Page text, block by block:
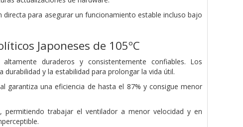
para asegurar un funcionamiento estable incluso bajo
Japoneses de 105ºC
duraderos y consistentemente confiables. Los
y la estabilidad para prolongar la vida útil.
garantiza una eficiencia de hasta el 87% y consigue menor
trabajar el ventilador a menor velocidad y en